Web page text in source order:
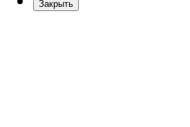
Закрыть